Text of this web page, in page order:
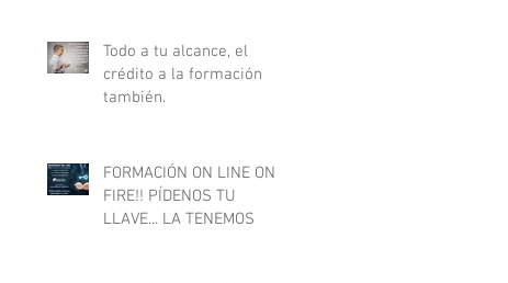
Todo a tu alcance, el
crédito a la formación
también.
FORMACIÓN ON LINE ON
FIRE!! PÍDENOS TU
LLAVE... LA TENEMOS